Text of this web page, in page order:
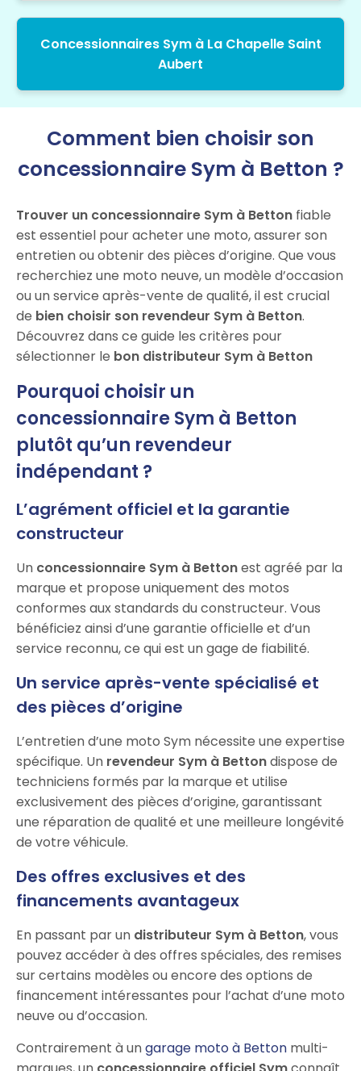
Concessionnaires Sym à La Chapelle Saint
Aubert
Comment bien choisir son
concessionnaire Sym à Betton ?
Trouver un concessionnaire Sym à Betton fiable
est essentiel pour acheter une moto, assurer son
entretien ou obtenir des pièces d’origine. Que vous
recherchiez une moto neuve, un modèle d’occasion
ou un service après-vente de qualité, il est crucial
de bien choisir son revendeur Sym à Betton.
Découvrez dans ce guide les critères pour
sélectionner le bon distributeur Sym à Betton
Pourquoi choisir un
concessionnaire Sym à Betton
plutôt qu’un revendeur
indépendant ?
L’agrément officiel et la garantie
constructeur
Un concessionnaire Sym à Bettonest agréé par la
marque et propose uniquement des motos
conformes aux standards du constructeur. Vous
bénéficiez ainsi d’une garantie officielle et d’un
service reconnu, ce qui est un gage de fiabilité.
Un service après-vente spécialisé et
des pièces d’origine
L’entretien d’une moto Sym nécessite une expertise
spécifique. Un revendeur Sym à Bettondispose de
techniciens formés par la marque et utilise
exclusivement des pièces d’origine, garantissant
une réparation de qualité et une meilleure longévité
de votre véhicule.
Des offres exclusives et des
financements avantageux
En passant par un distributeur Sym à Betton, vous
pouvez accéder à des offres spéciales, des remises
sur certains modèles ou encore des options de
financement intéressantes pour l’achat d’une moto
neuve ou d’occasion.
Contrairement à ungarage moto à Betton multi-